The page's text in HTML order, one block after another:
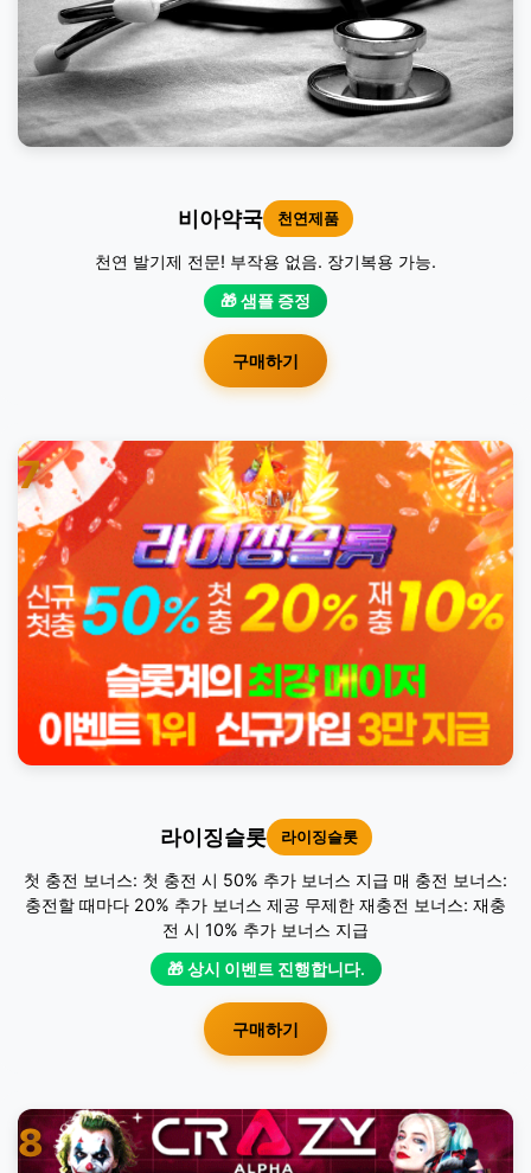
비아약국 천연제품
천연 발기제 전문! 부작용 없음. 장기복용 가능.
🎁 샘플 증정
구매하기
7
라이징슬롯 라이징슬롯
첫 충전 보너스: 첫 충전 시 50% 추가 보너스 지급 매 충전 보너스:
충전할 때마다 20% 추가 보너스 제공 무제한 재충전 보너스: 재충
전 시 10% 추가 보너스 지급
🎁 상시 이벤트 진행합니다.
구매하기
8